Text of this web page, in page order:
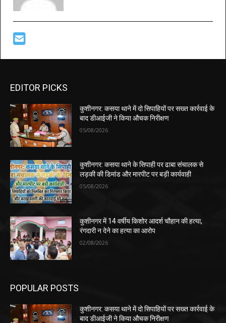
EDITOR PICKS
कुशीनगर: कसया थाने में दो सिपाहियों पर सख्त कार्रवाई के
बाद डीआईजी ने किया औचक निरीक्षण
05/08/2026
कुशीनगर: कसया थाने के सिपाही पर ढाबा संचालक से
लड़की की डिमांड और मारपीट पर बड़ी कार्यवाही
05/08/2026
कुशीनगर में 14 वर्षीय किशोर आदर्श चौहान की हत्या,
रंगदारी न देने का हत्या का आरोप
02/08/2026
POPULAR POSTS
कुशीनगर: कसया थाने में दो सिपाहियों पर सख्त कार्रवाई के
बाद डीआईजी ने किया औचक निरीक्षण